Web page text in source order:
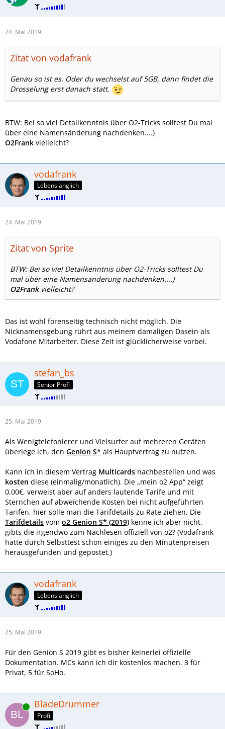
24. Mai 2019
Zitat von vodafrank
Genau so ist es. Oder du wechselst auf 5GB, dann findet die
Drosselung erst danach statt.
BTW: Bei so viel Detailkenntnis über O2-Tricks solltest Du mal
über eine Namensänderung nachdenken....)
O2Frank vielleicht?
vodafrank
Lebenslänglich
24. Mai 2019
Zitat von Sprite
BTW: Bei so viel Detailkenntnis über O2-Tricks solltest Du
mal über eine Namensänderung nachdenken....)
O2Frankvielleicht?
Das ist wohl forenseitig technisch nicht möglich. Die
Nicknamensgebung rührt aus meinem damaligen Dasein als
Vodafone Mitarbeiter. Diese Zeit ist glücklicherweise vorbei.
stefan_bs
Senior Profi
25. Mai 2019
Als Wenigtelefonierer und Vielsurfer auf mehreren Geräten
überlege ich, den Genion S* als Hauptvertrag zu nutzen.
Kann ich in diesem Vertrag Multicards nachbestellen und was
kosten diese (einmalig/monatlich). Die „mein o2 App“ zeigt
0,00€, verweist aber auf anders lautende Tarife und mit
Sternchen auf abweichende Kosten bei nicht aufgeführten
Tarifen, hier solle man die Tarifdetails zu Rate ziehen. Die
Tarifdetails vom o2 Genion S* (2019) kenne ich aber nicht.
gibts die irgendwo zum Nachlesen offiziell von o2? (Vodafrank
hatte durch Selbsttest schon einiges zu den Minutenpreisen
herausgefunden und gepostet.)
vodafrank
Lebenslänglich
25. Mai 2019
Für den Genion S 2019 gibt es bisher keinerlei offizielle
Dokumentation. MCs kann ich dir kostenlos machen. 3 für
Privat, 5 für SoHo.
Online BladeDrummer
Profi